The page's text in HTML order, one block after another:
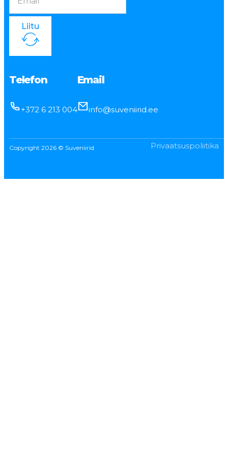
Liitu
Telefon
+372 6 213 004
Email
info@suveniirid.ee
Copyright 2026 © Suveniirid Privaatsuspoliitika